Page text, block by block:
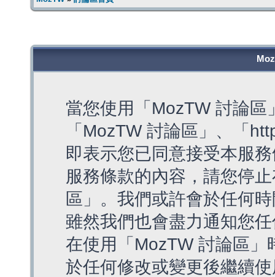
當您使用「MozTW 討論
「MozTW 討論區」、「
即表示您已同意接受本服
服務條款的內容，請您停
區」。我們或許會於任何
雖然我們也會盡力通知您
在使用「MozTW 討論區
於任何修改或變更後繼續